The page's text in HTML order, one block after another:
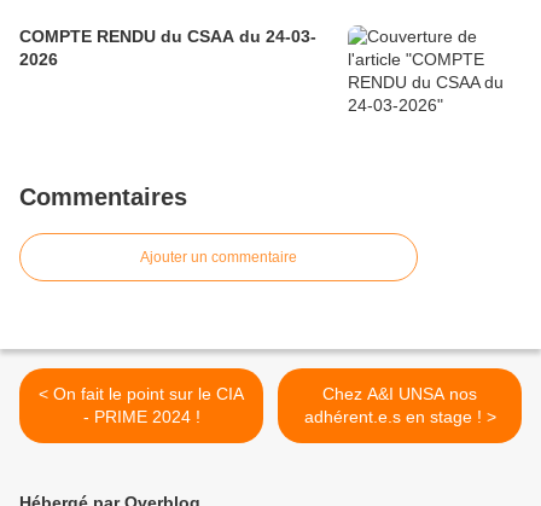
COMPTE RENDU du CSAA du 24-03-
2026
Commentaires
Ajouter un commentaire
< On fait le point sur le CIA
- PRIME 2024 !
Chez A&I UNSA nos
adhérent.e.s en stage ! >